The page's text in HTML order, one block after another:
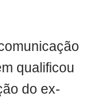
qualificou
do ex-